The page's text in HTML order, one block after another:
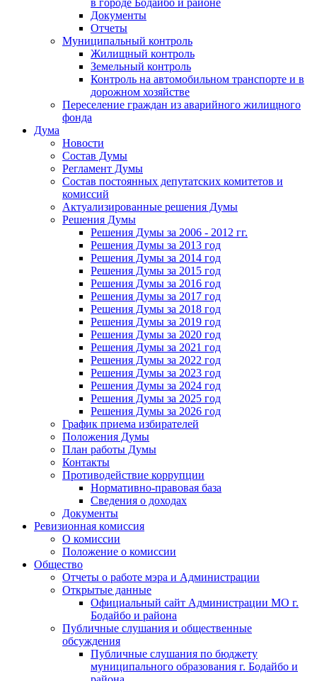
в городе Бодайбо и районе
Документы
Отчеты
Муниципальный контроль
Жилищный контроль
Земельный контроль
Контроль на автомобильном транспорте и в
дорожном хозяйстве
Переселение граждан из аварийного жилищного
фонда
Дума
Новости
Состав Думы
Регламент Думы
Состав постоянных депутатских комитетов и
комиссий
Актуализированные решения Думы
Решения Думы
Решения Думы за 2006 - 2012 гг.
Решения Думы за 2013 год
Решения Думы за 2014 год
Решения Думы за 2015 год
Решения Думы за 2016 год
Решения Думы за 2017 год
Решения Думы за 2018 год
Решения Думы за 2019 год
Решения Думы за 2020 год
Решения Думы за 2021 год
Решения Думы за 2022 год
Решения Думы за 2023 год
Решения Думы за 2024 год
Решения Думы за 2025 год
Решения Думы за 2026 год
График приема избирателей
Положения Думы
План работы Думы
Контакты
Противодействие коррупции
Нормативно-правовая база
Сведения о доходах
Документы
Ревизионная комиссия
О комиссии
Положение о комиссии
Общество
Отчеты о работе мэра и Администрации
Открытые данные
Официальный сайт Администрации МО г.
Бодайбо и района
Публичные слушания и общественные
обсуждения
Публичные слушания по бюджету
муниципального образования г. Бодайбо и